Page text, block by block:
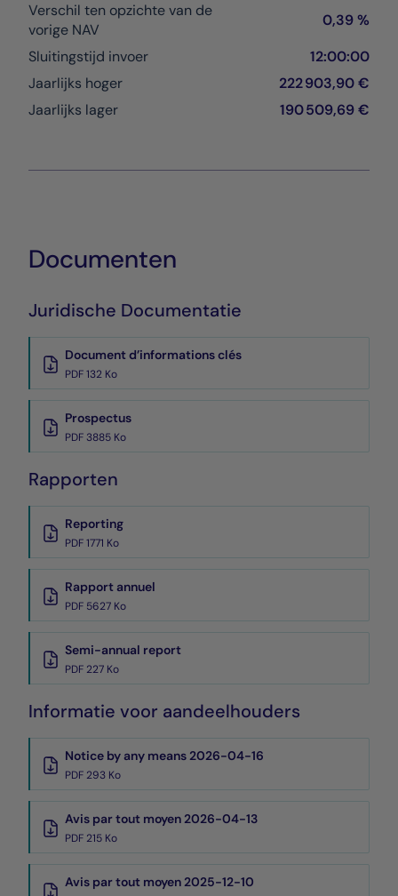
Verschil ten opzichte van de
vorige NAV
0,39 %
Sluitingstijd invoer
12:00:00
Jaarlijks hoger
222 903,90 €
Jaarlijks lager
190 509,69 €
Documenten
Juridische Documentatie
Document d’informations clés
PDF 132 Ko
Prospectus
PDF 3885 Ko
Rapporten
Reporting
PDF 1771 Ko
Rapport annuel
PDF 5627 Ko
Semi-annual report
PDF 227 Ko
Informatie voor aandeelhouders
Notice by any means 2026-04-16
PDF 293 Ko
Avis par tout moyen 2026-04-13
PDF 215 Ko
Avis par tout moyen 2025-12-10